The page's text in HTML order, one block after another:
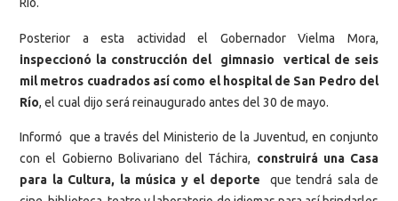
Posterior a esta actividad el Gobernador Vielma Mora,
inspeccionó la construcción del gimnasio vertical de seis
mil metros cuadrados así como el hospital de San Pedro del
Río, el cual dijo será reinaugurado antes del 30 de mayo.
Informó que a través del Ministerio de la Juventud, en conjunto
con el Gobierno Bolivariano del Táchira, construirá una Casa
para la Cultura, la música y el deporte que tendrá sala de